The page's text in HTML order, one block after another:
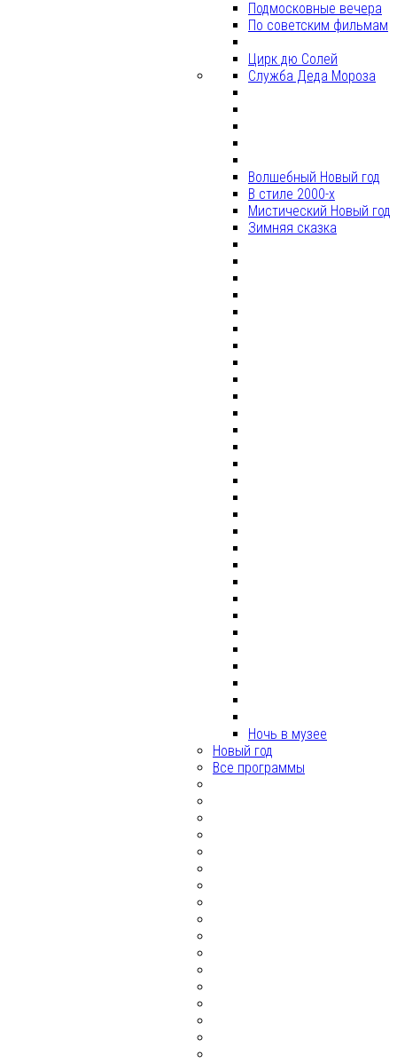
Подмосковные вечера
По советским фильмам
Цирк дю Солей
Служба Деда Мороза
Волшебный Новый год
В стиле 2000-х
Мистический Новый год
Зимняя сказка
Ночь в музее
Новый год
Все программы